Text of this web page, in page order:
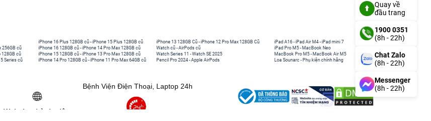
256GB cũ
128GB cũ
Series cũ
iPhone 16 Plus 128GB cũ -iPhone 15 Plus 128GB cũ
iPhone 16 128GB cũ -iPhone 14 Pro Max 128GB cũ
iPhone 15 128GB cũ -iPhone 13 Pro Max 128GB cũ
iPhone 14 Pro 128GB cũ -iPhone 11 Pro Max 64GB cũ
iPhone 13 128GB Cũ -iPhone 12 Pro Max 128GB Cũ
Watch cũ -AirPods cũ
Watch Series 11 -Watch SE 2025
Pencil Pro 2024 -Apple AirPods
iPad A16 -iPad Air M4 -iPad mini 7
iPad Pro M5 - MacBook Neo
MacBook Pro M5 - MacBook Air M5
Loa Sounarc - Phụ kiện chính hãng
Website thành viên:
Bệnh Viện Điện Thoại, Laptop 24h
Quay về
đầu trang
1900 0351
(8h - 22h)
Chat Zalo
(8h - 22h)
Messenger
(8h - 22h)